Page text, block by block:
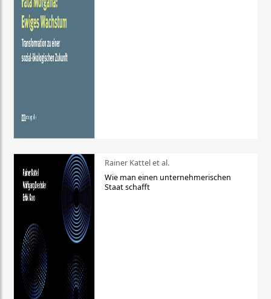
Rainer Kattel et al.
Wie man einen unternehmerischen
Staat schafft